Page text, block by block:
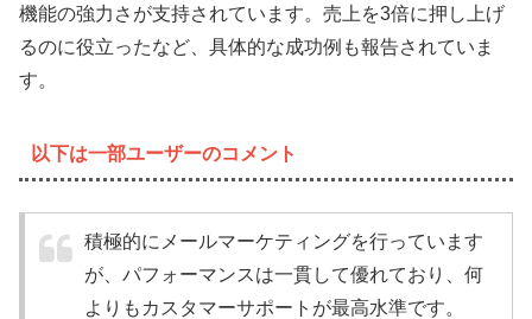
機能の強力さが支持されています。売上を3倍に押し上げ
るのに役立ったなど、具体的な成功例も報告されていま
す。
以下は一部ユーザーのコメント
積極的にメールマーケティングを行っています
が、パフォーマンスは一貫して優れており、何
よりもカスタマーサポートが最高水準です。